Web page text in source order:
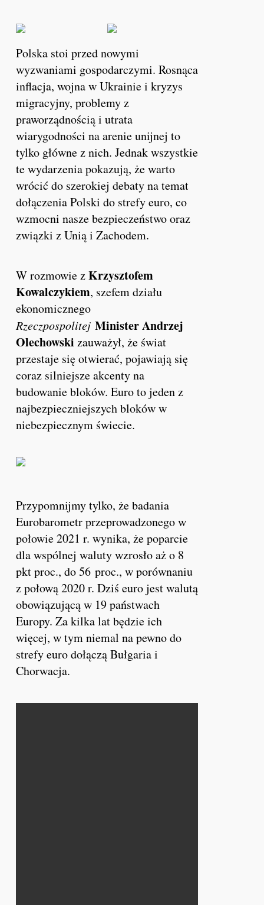
Polska stoi przed nowymi
wyzwaniami gospodarczymi. Rosnąca
inflacja, wojna w Ukrainie i kryzys
migracyjny, problemy z
praworządnością i utrata
wiarygodności na arenie unijnej to
tylko główne z nich. Jednak wszystkie
te wydarzenia pokazują, że warto
wrócić do szerokiej debaty na temat
dołączenia Polski do strefy euro, co
wzmocni nasze bezpieczeństwo oraz
związki z Unią i Zachodem.
W rozmowie zKrzysztofem
Kowalczykiem, szefem działu
ekonomicznego
Rzeczpospolitej Minister Andrzej
Olechowski zauważył, że świat
przestaje się otwierać, pojawiają się
coraz silniejsze akcenty na
budowanie bloków. Euro to jeden z
najbezpieczniejszych bloków w
niebezpiecznym świecie.
Przypomnijmy tylko, że badania
Eurobarometr przeprowadzonego w
połowie 2021 r. wynika, że poparcie
dla wspólnej waluty wzrosło aż o 8
pkt proc., do 56proc., w porównaniu
z połową 2020 r.Dziś euro jest walutą
obowiązującą w 19 państwach
Europy. Za kilka lat będzie ich
więcej, w tym niemal na pewno do
strefy euro dołączą Bułgaria i
Chorwacja.